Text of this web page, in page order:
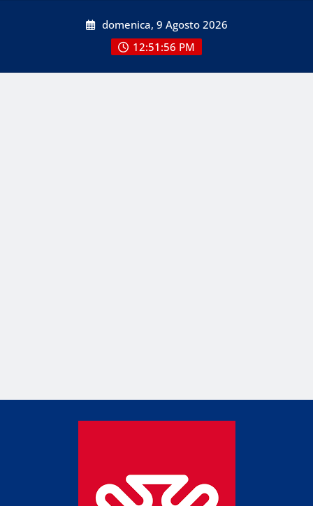
domenica, 9 Agosto 2026
12:51:56 PM